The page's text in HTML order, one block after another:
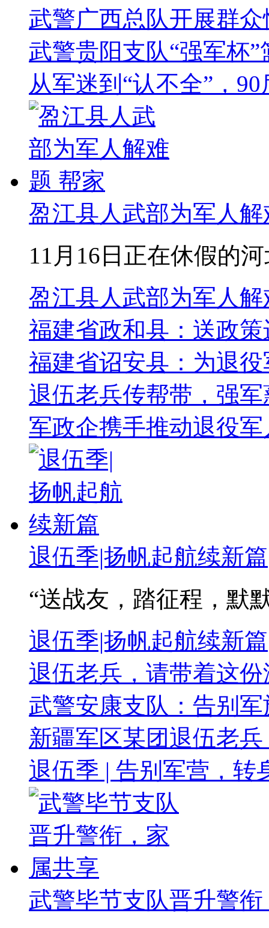
武警广西总队开展群
武警贵阳支队“强军杯
从军迷到“认不全”，
盈江县人武部为军人
11月16日正在休假的
盈江县人武部为军人
福建省政和县：送政
福建省诏安县：为退
退伍老兵传帮带，强
军政企携手推动退役
退伍季|扬帆起航续新篇
“送战友，踏征程，
退伍季|扬帆起航续新篇
退伍老兵，请带着这
武警安康支队：告别
新疆军区某团退伍老
退伍季 | 告别军营，转
武警毕节支队晋升警